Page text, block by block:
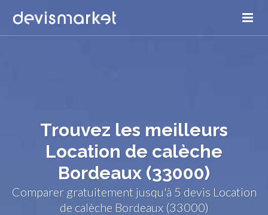
Trouvez les meilleurs
Location de calèche
Bordeaux (33000)
Comparer gratuitement jusqu'à 5 devis Location
de calèche Bordeaux (33000)